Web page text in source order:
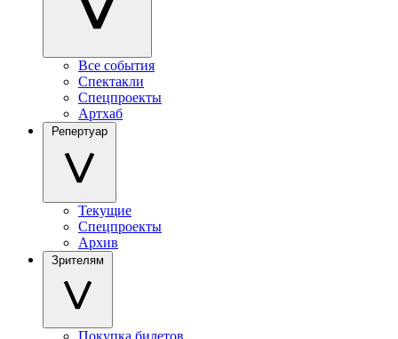
Все события
Спектакли
Спецпроекты
Артхаб
Репертуар
Текущие
Спецпроекты
Архив
Зрителям